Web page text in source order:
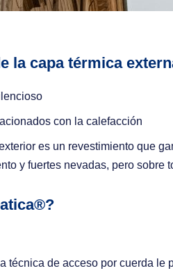
la capa térmica
con la calefacción
es un revestimiento que
y fuertes nevadas, pero sobre
técnica de acceso por cuerda